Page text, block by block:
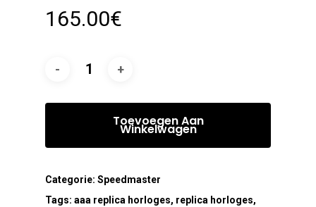
165.00€
Toevoegen Aan
Winkelwagen
Categorie: Speedmaster
Tags: aaa replica horloges, replica horloges,